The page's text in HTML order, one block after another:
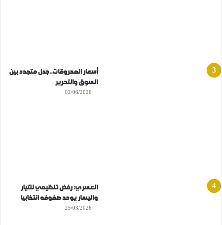
أسعار المحروقات..جدل متجدد بين
السوق والتحرير
02/06/2026
العسري: رفض تنظيمي للتيار
واليسار يوحد صفوفه انتخابيا
25/03/2026